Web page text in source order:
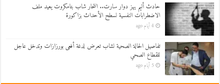
حادث أليم يهز دوار سارت.. انتحار شاب بتامكروت يعيد ملف
الاضطرابات النفسية لسطح الأحداث بزاكورة
4 أيام ago
تفاصيل الحالة الصحية لشاب تعرض لدغة أفعى بورزازات وتدخل عاجل
للقطاع الصحي
5 أيام ago